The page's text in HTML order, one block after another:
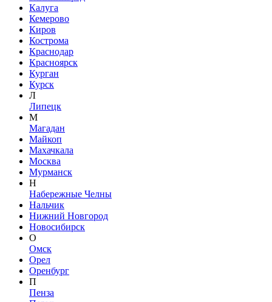
Калуга
Кемерово
Киров
Кострома
Краснодар
Красноярск
Курган
Курск
Л
Липецк
М
Магадан
Майкоп
Махачкала
Москва
Мурманск
Н
Набережные Челны
Нальчик
Нижний Новгород
Новосибирск
О
Омск
Орел
Оренбург
П
Пенза